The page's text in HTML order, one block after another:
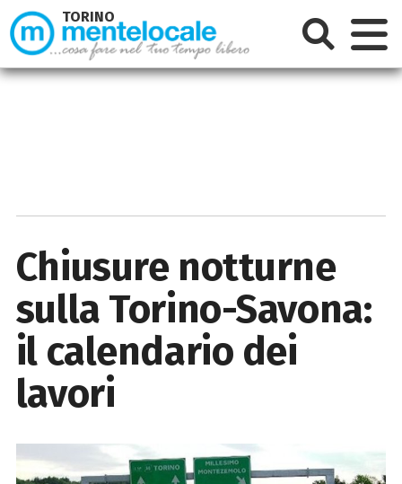
Chiusure notturne
sulla Torino-Savona:
il calendario dei
lavori
TORINO